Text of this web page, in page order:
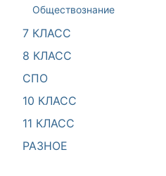
Обществознание
7 КЛАСС
8 КЛАСС
СПО
10 КЛАСС
11 КЛАСС
РАЗНОЕ